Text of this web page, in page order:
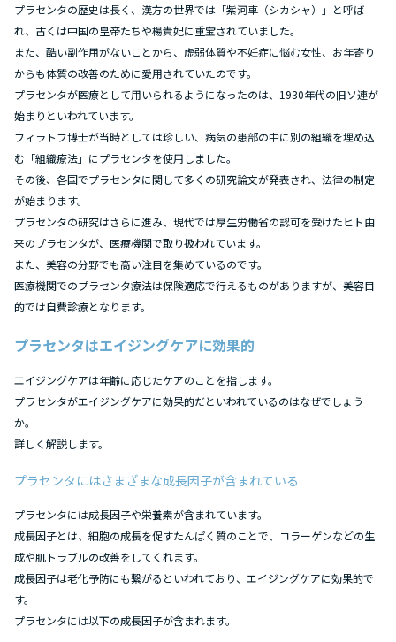
プラセンタの歴史は長く、漢方の世界では「紫河車（シカシャ）」と呼ば
れ、古くは中国の皇帝たちや楊貴妃に重宝されていました。
また、酷い副作用がないことから、虚弱体質や不妊症に悩む女性、お年寄り
からも体質の改善のために愛用されていたのです。
プラセンタが医療として用いられるようになったのは、1930年代の旧ソ連が
始まりといわれています。
フィラトフ博士が当時としては珍しい、病気の患部の中に別の組織を埋め込
む「組織療法」にプラセンタを使用しました。
その後、各国でプラセンタに関して多くの研究論文が発表され、法律の制定
が始まります。
プラセンタの研究はさらに進み、現代では厚生労働省の認可を受けたヒト由
来のプラセンタが、医療機関で取り扱われています。
また、美容の分野でも高い注目を集めているのです。
医療機関でのプラセンタ療法は保険適応で行えるものがありますが、美容目
的では自費診療となります。
プラセンタはエイジングケアに効果的
エイジングケアは年齢に応じたケアのことを指します。
プラセンタがエイジングケアに効果的だといわれているのはなぜでしょう
か。
詳しく解説します。
プラセンタにはさまざまな成長因子が含まれている
プラセンタには成長因子や栄養素が含まれています。
成長因子とは、細胞の成長を促すたんぱく質のことで、コラーゲンなどの生
成や肌トラブルの改善をしてくれます。
成長因子は老化予防にも繋がるといわれており、エイジングケアに効果的で
す。
プラセンタには以下の成長因子が含まれます。